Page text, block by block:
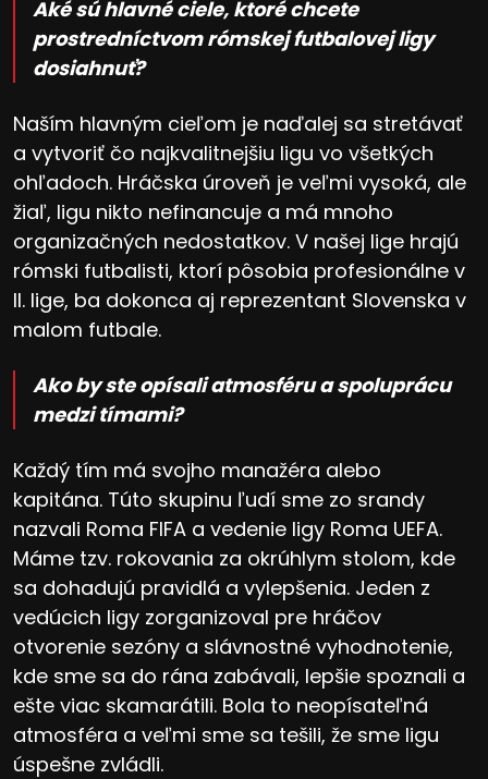
Aké sú hlavné ciele, ktoré chcete
prostredníctvom rómskej futbalovej ligy
dosiahnuť?
Naším hlavným cieľom je naďalej sa stretávať
a vytvoriť čo najkvalitnejšiu ligu vo všetkých
ohľadoch. Hráčska úroveň je veľmi vysoká, ale
žiaľ, ligu nikto nefinancuje a má mnoho
organizačných nedostatkov. V našej lige hrajú
rómski futbalisti, ktorí pôsobia profesionálne v
II. lige, ba dokonca aj reprezentant Slovenska v
malom futbale.
Ako by ste opísali atmosféru a spoluprácu
medzi tímami?
Každý tím má svojho manažéra alebo
kapitána. Túto skupinu ľudí sme zo srandy
nazvali Roma FIFA a vedenie ligy Roma UEFA.
Máme tzv. rokovania za okrúhlym stolom, kde
sa dohadujú pravidlá a vylepšenia. Jeden z
vedúcich ligy zorganizoval pre hráčov
otvorenie sezóny a slávnostné vyhodnotenie,
kde sme sa do rána zabávali, lepšie spoznali a
ešte viac skamarátili. Bola to neopísateľná
atmosféra a veľmi sme sa tešili, že sme ligu
úspešne zvládli.